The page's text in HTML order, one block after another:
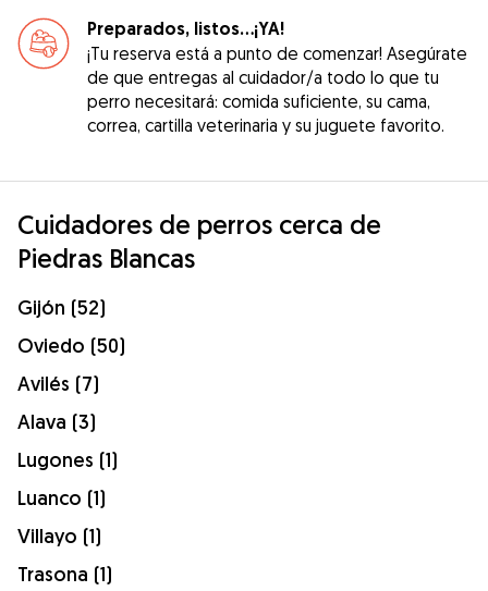
Preparados, listos...¡YA!
¡Tu reserva está a punto de comenzar! Asegúrate
de que entregas al cuidador/a todo lo que tu
perro necesitará: comida suficiente, su cama,
correa, cartilla veterinaria y su juguete favorito.
Cuidadores de perros cerca de
Piedras Blancas
Gijón (52)
Oviedo (50)
Avilés (7)
Alava (3)
Lugones (1)
Luanco (1)
Villayo (1)
Trasona (1)